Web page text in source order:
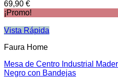
69,90 €
¡Promo!
Vista Rápida
Faura Home
Mesa de Centro Industrial
Negro con Bandejas